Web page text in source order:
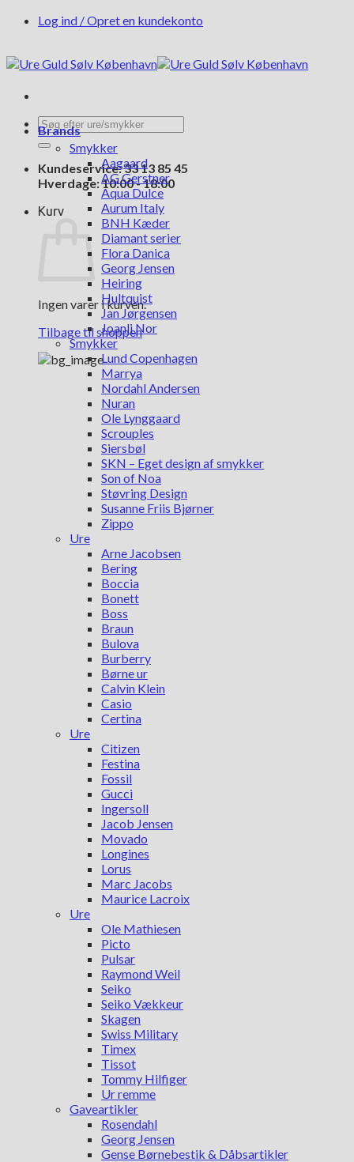
FortsætLog ind / Opret en kundekonto
Søg
efter:
Kundeservice: 33 13 85 45
Hverdage: 10:00 - 18:00
Kurv
Ingen varer i kurven.
Tilbage til shoppen
Brands
Smykker
Aagaard
AG Gerstner
Aqua Dulce
Aurum Italy
BNH Kæder
Diamant serier
Flora Danica
Georg Jensen
Heiring
Hultquist
Jan Jørgensen
Joanli Nor
Smykker
Lund Copenhagen
Marrya
Nordahl Andersen
Nuran
Ole Lynggaard
Scrouples
Siersbøl
SKN – Eget design af smykker
Son of Noa
Støvring Design
Susanne Friis Bjørner
Zippo
Ure
Arne Jacobsen
Bering
Boccia
Bonett
Boss
Braun
Bulova
Burberry
Børne ur
Calvin Klein
Casio
Certina
Ure
Citizen
Festina
Fossil
Gucci
Ingersoll
Jacob Jensen
Movado
Longines
Lorus
Marc Jacobs
Maurice Lacroix
Ure
Ole Mathiesen
Picto
Pulsar
Raymond Weil
Seiko
Seiko Vækkeur
Skagen
Swiss Military
Timex
Tissot
Tommy Hilfiger
Ur remme
Gaveartikler
Rosendahl
Georg Jensen
Gense Børnebestik & Dåbsartikler